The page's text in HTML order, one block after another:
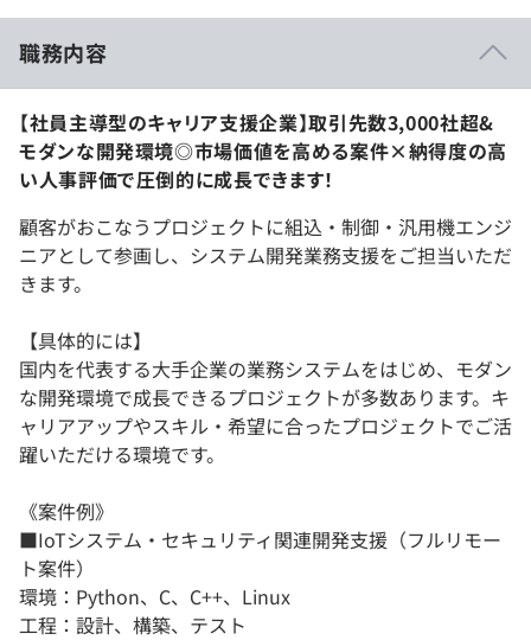
職務内容
【社員主導型のキャリア支援企業】取引先数3,000社超&
モダンな開発環境◎市場価値を高める案件×納得度の高
い人事評価で圧倒的に成長できます！
顧客がおこなうプロジェクトに組込・制御・汎用機エンジ
ニアとして参画し、システム開発業務支援をご担当いただ
きます。
【具体的には】
国内を代表する大手企業の業務システムをはじめ、モダン
な開発環境で成長できるプロジェクトが多数あります。キ
ャリアアップやスキル・希望に合ったプロジェクトでご活
躍いただける環境です。
《案件例》
■IoTシステム・セキュリティ関連開発支援（フルリモー
ト案件）
環境：Python、C、C++、Linux
工程：設計、構築、テスト